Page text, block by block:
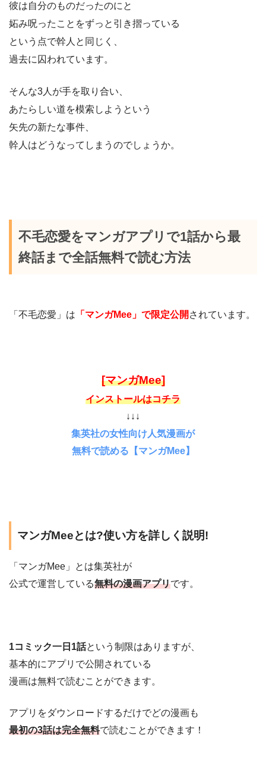
彼は自分のものだったのにと
妬み呪ったことをずっと引き摺っている
という点で幹人と同じく、
過去に囚われています。
そんな3人が手を取り合い、
あたらしい道を模索しようという
矢先の新たな事件、
幹人はどうなってしまうのでしょうか。
不毛恋愛をマンガアプリで1話から最
終話まで全話無料で読む方法
「不毛恋愛」は 「マンガMee」で限定公開 されています。
[マンガMee]
インストールはコチラ
↓↓↓
集英社の女性向け人気漫画が
無料で読める【マンガMee】
マンガMeeとは?使い方を詳しく説明!
「マンガMee」とは集英社が
公式で運営している無料の漫画アプリです。
1コミック一日1話という制限はありますが、
基本的にアプリで公開されている
漫画は無料で読むことができます。
アプリをダウンロードするだけでどの漫画も
最初の3話は完全無料で読むことができます！